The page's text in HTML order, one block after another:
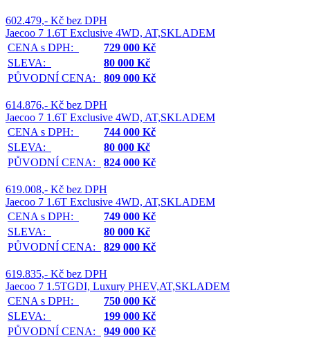
602.479,- Kč bez DPH
Jaecoo 7 1.6T Exclusive 4WD, AT,SKLADEM
CENA s DPH:
729 000 Kč
SLEVA:
80 000 Kč
PŮVODNÍ CENA:
809 000 Kč
614.876,- Kč bez DPH
Jaecoo 7 1.6T Exclusive 4WD, AT,SKLADEM
CENA s DPH:
744 000 Kč
SLEVA:
80 000 Kč
PŮVODNÍ CENA:
824 000 Kč
619.008,- Kč bez DPH
Jaecoo 7 1.6T Exclusive 4WD, AT,SKLADEM
CENA s DPH:
749 000 Kč
SLEVA:
80 000 Kč
PŮVODNÍ CENA:
829 000 Kč
619.835,- Kč bez DPH
Jaecoo 7 1.5TGDI, Luxury PHEV,AT,SKLADEM
CENA s DPH:
750 000 Kč
SLEVA:
199 000 Kč
PŮVODNÍ CENA:
949 000 Kč